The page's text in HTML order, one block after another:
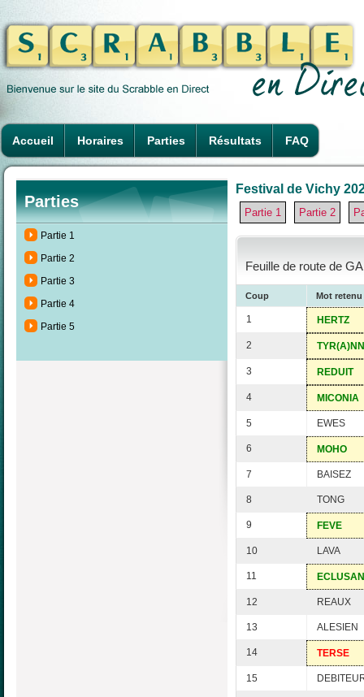
Accueil Horaires Parties Résultats FAQ
Parties
Partie 1
Partie 2
Partie 3
Partie 4
Partie 5
Festival de Vichy
Partie 1 Partie 2
Feuille de route de
Coup Mot retenu
1 HERTZ
2
3 REDUIT
4 MICONIA
5 EWES
6 MOHO
7 BAISEZ
8 TONG
9 FEVE
10 LAVA
11
12 REAUX
13 ALESIEN
14 TERSE
15